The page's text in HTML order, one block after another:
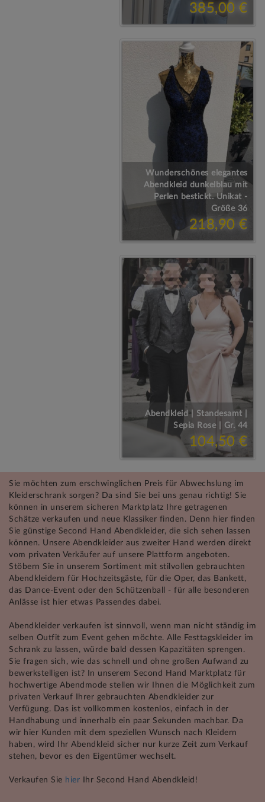
385,00 €
Wunderschönes elegantes
Abendkleid dunkelblau mit
Perlen bestickt. Unikat -
Größe 36
218,90 €
Abendkleid | Standesamt |
Sepia Rose | Gr. 44
104,50 €
Sie möchten zum erschwinglichen Preis für Abwechslung im
Kleiderschrank sorgen? Da sind Sie bei uns genau richtig! Sie
können in unserem sicheren Marktplatz Ihre getragenen
Schätze verkaufen und neue Klassiker finden. Denn hier finden
Sie günstige Second Hand Abendkleider, die sich sehen lassen
können. Unsere Abendkleider aus zweiter Hand werden direkt
vom privaten Verkäufer auf unsere Plattform angeboten.
Stöbern Sie in unserem Sortiment mit stilvollen gebrauchten
Abendkleidern für Hochzeitsgäste, für die Oper, das Bankett,
das Dance-Event oder den Schützenball - für alle besonderen
Anlässe ist hier etwas Passendes dabei.
Abendkleider verkaufen ist sinnvoll, wenn man nicht ständig im
selben Outfit zum Event gehen möchte. Alle Festtagskleider im
Schrank zu lassen, würde bald dessen Kapazitäten sprengen.
Sie fragen sich, wie das schnell und ohne großen Aufwand zu
bewerkstelligen ist? In unserem Second Hand Marktplatz für
hochwertige Abendmode stellen wir Ihnen die Möglichkeit zum
privaten Verkauf Ihrer gebrauchten Abendkleider zur
Verfügung. Das ist vollkommen kostenlos, einfach in der
Handhabung und innerhalb ein paar Sekunden machbar. Da
wir hier Kunden mit dem speziellen Wunsch nach Kleidern
haben, wird Ihr Abendkleid sicher nur kurze Zeit zum Verkauf
stehen, bevor es den Eigentümer wechselt.
Verkaufen Sie hier Ihr Second Hand Abendkleid!